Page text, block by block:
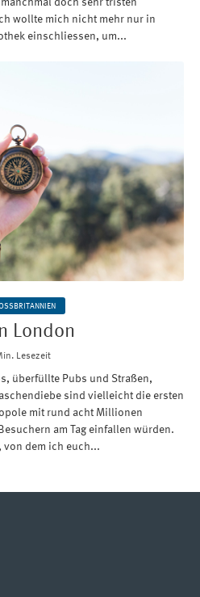
doch sehr tristen
wollte mich nicht mehr nur in
einschliessen, um...
London
Lesezeit
überfüllte Pubs und Straßen,
sind vielleicht die ersten
mit rund acht Millionen
am Tag einfallen würden.
von dem ich euch...